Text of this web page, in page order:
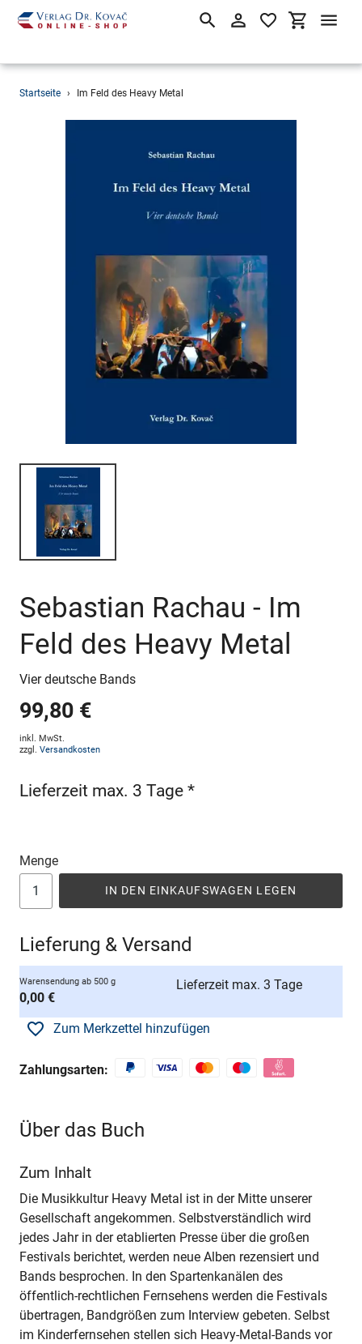
Direkt
SuchenEinloggen
Startseite › Im Feld des Heavy Metal
Sebastian Rachau - Im
Feld des Heavy Metal
Vier deutsche Bands
99,80 €
inkl. MwSt.
zzgl. Versandkosten
Lieferzeit max. 3 Tage *
Menge
IN DEN EINKAUFSWAGEN LEGEN
Lieferung & Versand
Warensendung ab 500 g
0,00 €
Lieferzeit max. 3 Tage
Zum Merkzettel hinzufügen
Zahlungsarten:
Über das Buch
Zum Inhalt
Die Musikkultur Heavy Metal ist in der Mitte unserer
Gesellschaft angekommen. Selbstverständlich wird
jedes Jahr in der etablierten Presse über die großen
Festivals berichtet, werden neue Alben rezensiert und
Bands besprochen. In den Spartenkanälen des
öffentlich-rechtlichen Fernsehens werden die Festivals
übertragen, Bandgrößen zum Interview gebeten. Selbst
im Kinderfernsehen stellen sich Heavy-Metal-Bands vor